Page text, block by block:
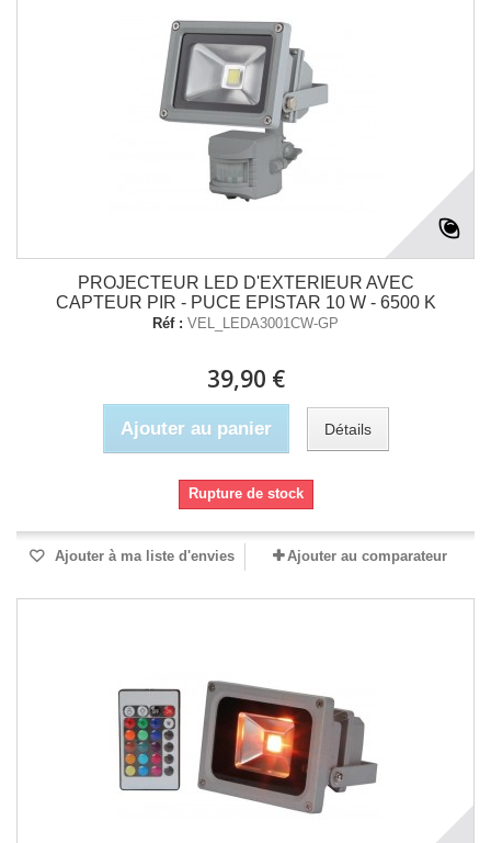
PROJECTEUR LED D'EXTERIEUR AVEC
CAPTEUR PIR - PUCE EPISTAR 10 W - 6500 K
Réf : VEL_LEDA3001CW-GP
39,90 €
Ajouter au panier Détails
Rupture de stock
Ajouter à ma liste d'envies Ajouter au comparateur